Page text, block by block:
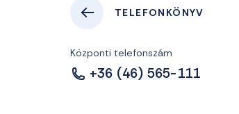
TELEFONKÖNYV
Központi telefonszám
+36 (46) 565-111